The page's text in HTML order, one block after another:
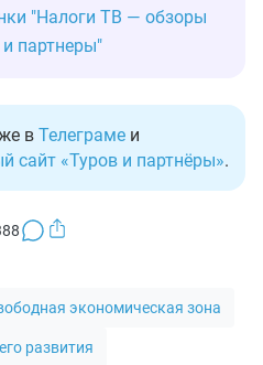
"Налоги ТВ — обзоры
партнеры"
в Телеграме и
сайт «Туров и партнёры».
экономическая зона
развития